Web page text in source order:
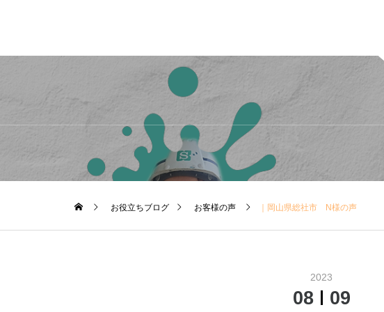
お役立ちブログ お客様の声 ｜岡山県総社市 N様の声
2023
08 09